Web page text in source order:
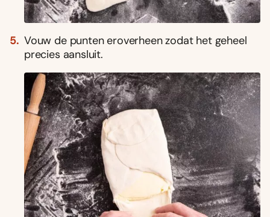
Vouw de punten eroverheen zodat het geheel
precies aansluit.